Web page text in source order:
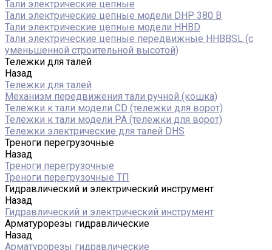
Тали электрические цепные
Тали электрические цепные модели DHP 380 В
Тали электрические цепные модели HHBD
Тали электрические цепные передвижные HHBBSL (с
уменьшенной строительной высотой)
Тележки для талей
Назад
Тележки для талей
Механизм передвижения тали ручной (кошка)
Тележки к тали модели CD (тележки для ворот)
Тележки к тали модели РА (тележки для ворот)
Тележки электрические для талей DHS
Треноги перегрузочные
Назад
Треноги перегрузочные
Треноги перегрузочные ТП
Гидравлический и электрический инструмент
Назад
Гидравлический и электрический инструмент
Арматурорезы гидравлические
Назад
Арматурорезы гидравлические